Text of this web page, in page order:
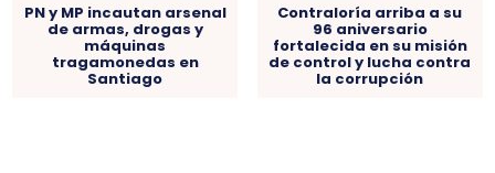
PN y MP incautan arsenal
de armas, drogas y
máquinas
tragamonedas en
Santiago
Contraloría arriba a su
96 aniversario
fortalecida en su misión
de control y lucha contra
la corrupción